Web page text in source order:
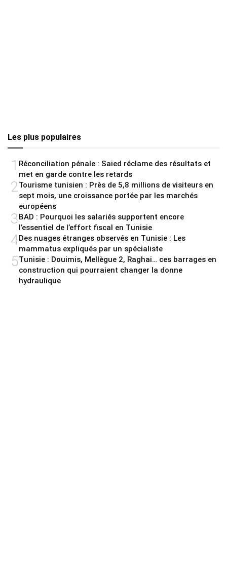
Les plus populaires
1 Réconciliation pénale : Saied réclame des résultats et
met en garde contre les retards
2Tourisme tunisien : Près de 5,8 millions de visiteurs en
sept mois, une croissance portée par les marchés
européens
3BAD : Pourquoi les salariés supportent encore
l’essentiel de l’effort fiscal en Tunisie
4Des nuages étranges observés en Tunisie : Les
mammatus expliqués par un spécialiste
5Tunisie : Douimis, Mellègue 2, Raghai… ces barrages en
construction qui pourraient changer la donne
hydraulique